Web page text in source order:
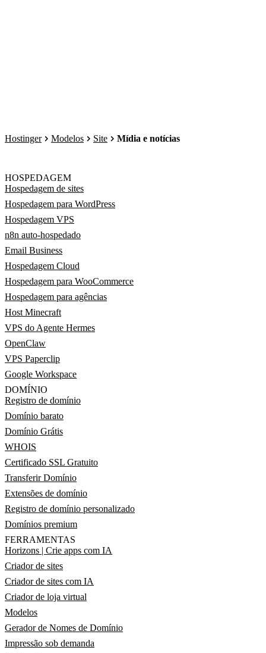
Hostinger Modelos Site Mídia e notícias
HOSPEDAGEM
Hospedagem de sites
Hospedagem para WordPress
Hospedagem VPS
n8n auto-hospedado
Email Business
Hospedagem Cloud
Hospedagem para WooCommerce
Hospedagem para agências
Host Minecraft
VPS do Agente Hermes
OpenClaw
VPS Paperclip
Google Workspace
DOMÍNIO
Registro de domínio
Domínio barato
Domínio Grátis
WHOIS
Certificado SSL Gratuito
Transferir Domínio
Extensões de domínio
Registro de domínio personalizado
Domínios premium
FERRAMENTAS
Horizons | Crie apps com IA
Criador de sites
Criador de sites com IA
Criador de loja virtual
Modelos
Gerador de Nomes de Domínio
Impressão sob demanda